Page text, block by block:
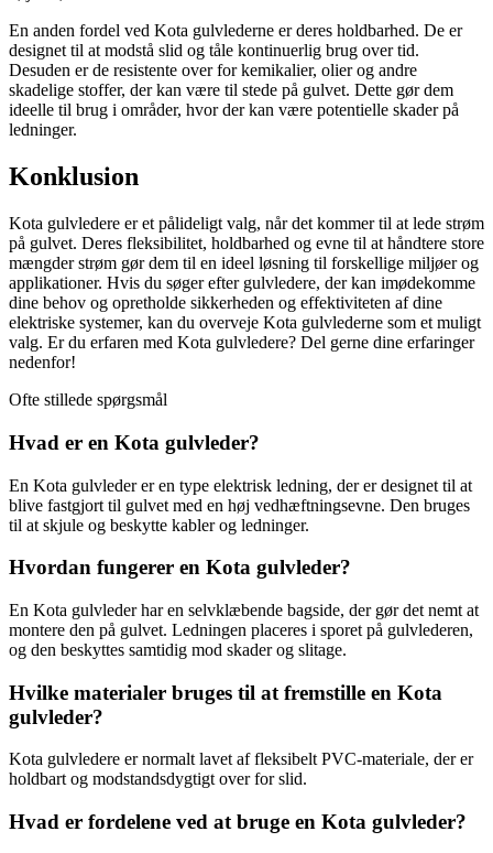
En anden fordel ved Kota gulvlederne er deres holdbarhed. De er
designet til at modstå slid og tåle kontinuerlig brug over tid.
Desuden er de resistente over for kemikalier, olier og andre
skadelige stoffer, der kan være til stede på gulvet. Dette gør dem
ideelle til brug i områder, hvor der kan være potentielle skader på
ledninger.
Konklusion
Kota gulvledere er et pålideligt valg, når det kommer til at lede strøm
på gulvet. Deres fleksibilitet, holdbarhed og evne til at håndtere store
mængder strøm gør dem til en ideel løsning til forskellige miljøer og
applikationer. Hvis du søger efter gulvledere, der kan imødekomme
dine behov og opretholde sikkerheden og effektiviteten af dine
elektriske systemer, kan du overveje Kota gulvlederne som et muligt
valg. Er du erfaren med Kota gulvledere? Del gerne dine erfaringer
nedenfor!
Ofte stillede spørgsmål
Hvad er en Kota gulvleder?
En Kota gulvleder er en type elektrisk ledning, der er designet til at
blive fastgjort til gulvet med en høj vedhæftningsevne. Den bruges
til at skjule og beskytte kabler og ledninger.
Hvordan fungerer en Kota gulvleder?
En Kota gulvleder har en selvklæbende bagside, der gør det nemt at
montere den på gulvet. Ledningen placeres i sporet på gulvlederen,
og den beskyttes samtidig mod skader og slitage.
Hvilke materialer bruges til at fremstille en Kota
gulvleder?
Kota gulvledere er normalt lavet af fleksibelt PVC-materiale, der er
holdbart og modstandsdygtigt over for slid.
Hvad er fordelene ved at bruge en Kota gulvleder?